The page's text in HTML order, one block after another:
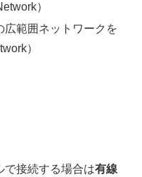
）
広範囲ネットワークを
）
接続する場合は有線